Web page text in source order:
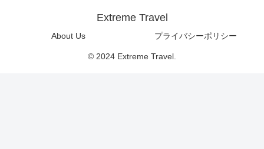
Extreme Travel
About Us プライバシーポリシー
© 2024 Extreme Travel.